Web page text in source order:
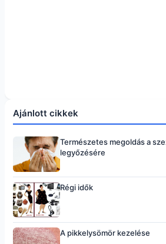
Ajánlott cikkek
Természetes megoldás a
legyőzésére
Régi idők
A pikkelysömör kezelése